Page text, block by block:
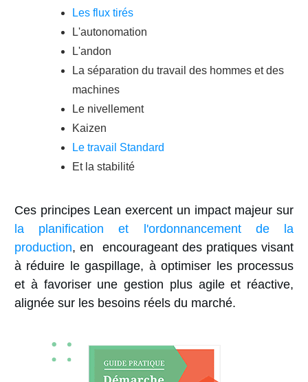
Les flux tirés
L'autonomation
L'andon
La séparation du travail des hommes et des
machines
Le nivellement
Kaizen
Le travail Standard
Et la stabilité
Ces principes Lean exercent un impact majeur sur
la planification et l'ordonnancement de la
production, en encourageant des pratiques visant
à réduire le gaspillage, à optimiser les processus
et à favoriser une gestion plus agile et réactive,
alignée sur les besoins réels du marché.